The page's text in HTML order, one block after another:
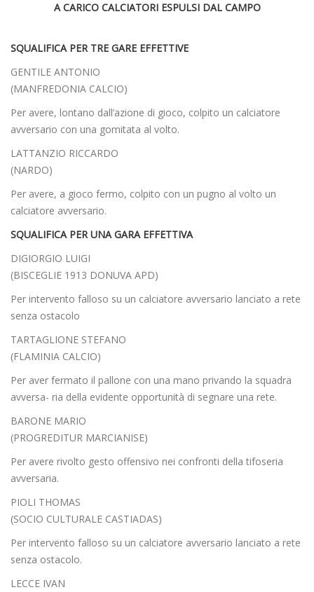
A CARICO CALCIATORI ESPULSI DAL CAMPO
SQUALIFICA PER TRE GARE EFFETTIVE
GENTILE ANTONIO
(MANFREDONIA CALCIO)
Per avere, lontano dall’azione di gioco, colpito un calciatore
avversario con una gomitata al volto.
LATTANZIO RICCARDO
(NARDO)
Per avere, a gioco fermo, colpito con un pugno al volto un
calciatore avversario.
SQUALIFICA PER UNA GARA EFFETTIVA
DIGIORGIO LUIGI
(BISCEGLIE 1913 DONUVA APD)
Per intervento falloso su un calciatore avversario lanciato a rete
senza ostacolo
TARTAGLIONE STEFANO
(FLAMINIA CALCIO)
Per aver fermato il pallone con una mano privando la squadra
avversa- ria della evidente opportunità di segnare una rete.
BARONE MARIO
(PROGREDITUR MARCIANISE)
Per avere rivolto gesto offensivo nei confronti della tifoseria
avversaria.
PIOLI THOMAS
(SOCIO CULTURALE CASTIADAS)
Per intervento falloso su un calciatore avversario lanciato a rete
senza ostacolo.
LECCE IVAN